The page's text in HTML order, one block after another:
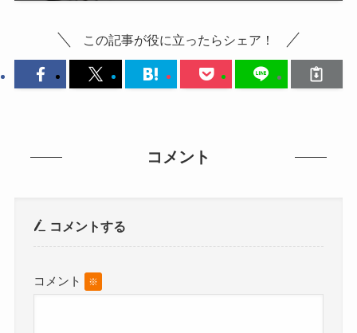
この記事が役に立ったらシェア！
コメント
コメントする
コメント ※